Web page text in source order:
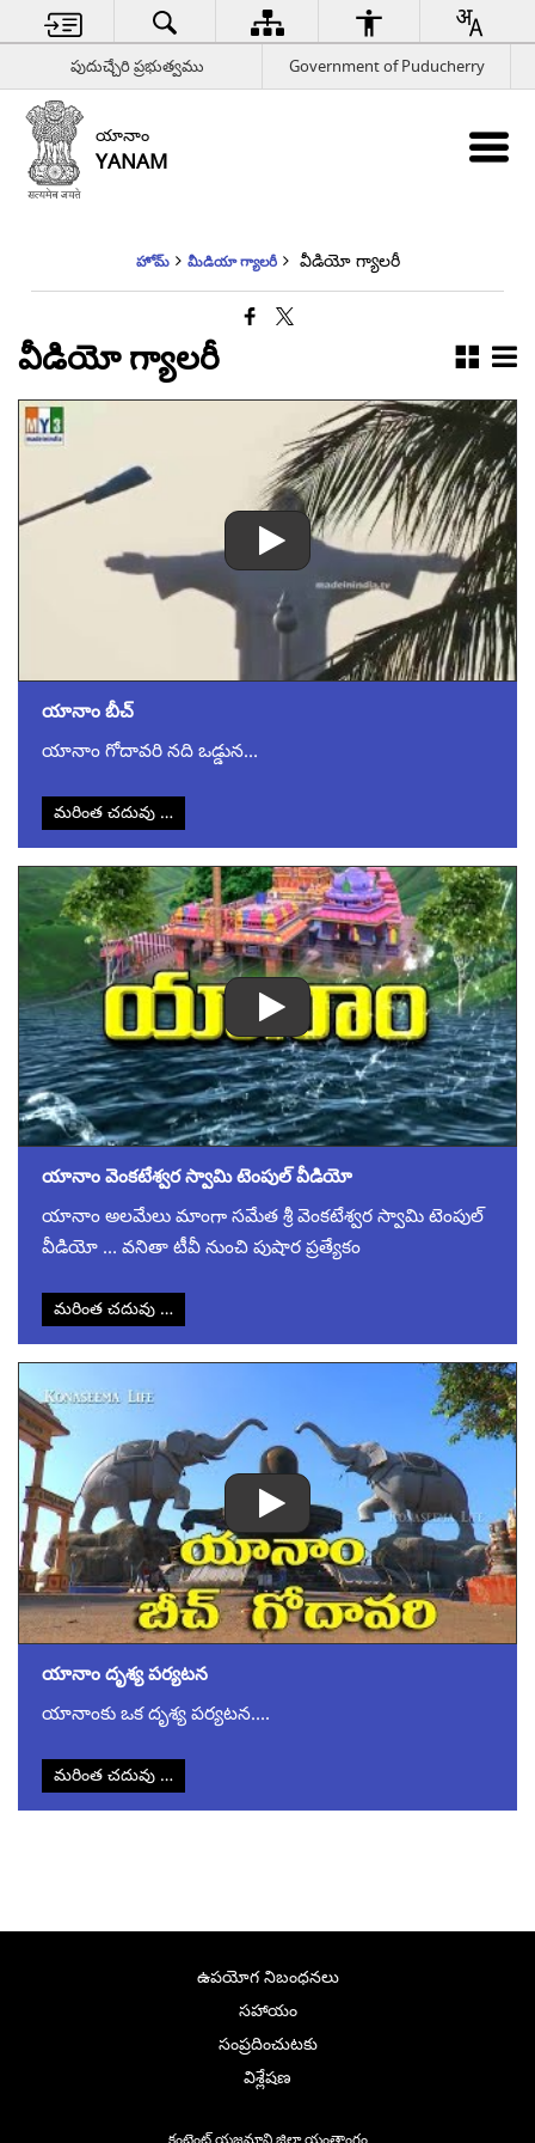
పుదుచ్చేరి ప్రభుత్వము Government of Puducherry
యానాం
YANAM
హోమ్ మీడియా గ్యాలరీ వీడియో గ్యాలరీ
వీడియో గ్యాలరీ
యానాం బీచ్
యానాం గోదావరి నది ఒడ్డున…
మరింత చదువు …
యానాం వెంకటేశ్వర స్వామి టెంపుల్ వీడియో
యానాం అలమేలు మాంగా సమేత శ్రీ వెంకటేశ్వర స్వామి టెంపుల్
వీడియో … వనితా టీవీ నుంచి పుషార ప్రత్యేకం
మరింత చదువు …
యానాం దృశ్య పర్యటన
యానాంకు ఒక దృశ్య పర్యటన….
మరింత చదువు …
ఉపయోగ నిబంధనలు
సహాయం
సంప్రదించుటకు
విశ్లేషణ